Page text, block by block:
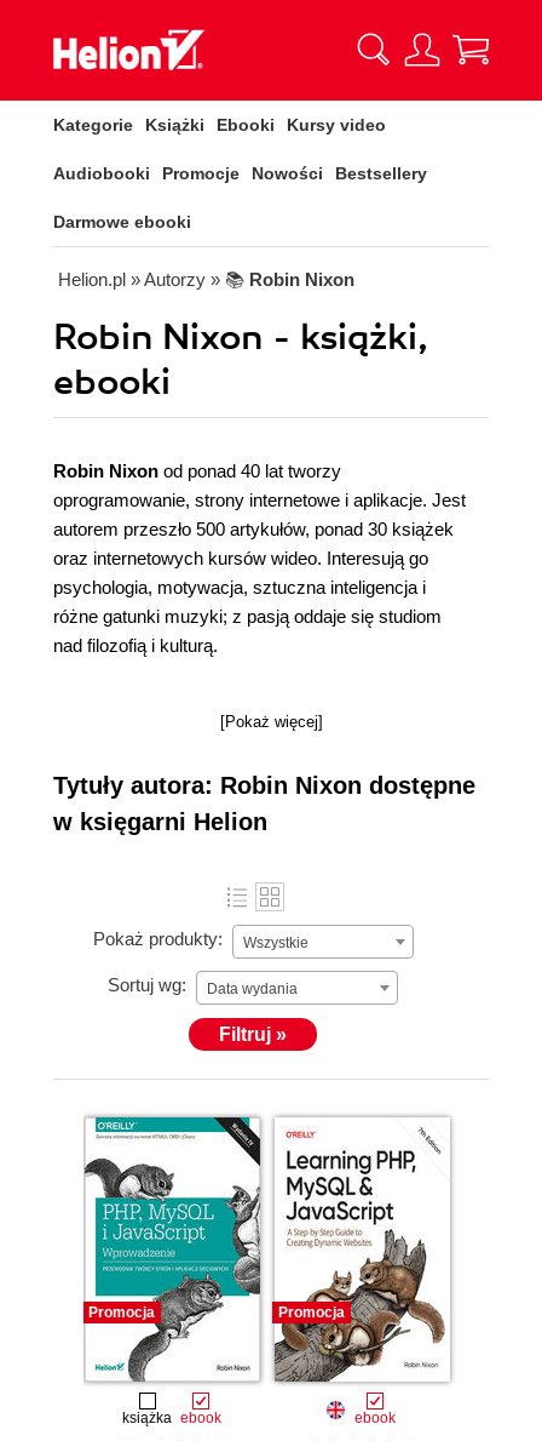
Kategorie Książki Ebooki Kursy video
Audiobooki Promocje Nowości Bestsellery
Darmowe ebooki
Helion.pl » Autorzy » 📚 Robin Nixon
Robin Nixon - książki,
ebooki
Robin Nixon od ponad 40 lat tworzy
oprogramowanie, strony internetowe i aplikacje. Jest
autorem przeszło 500 artykułów, ponad 30 książek
oraz internetowych kursów wideo. Interesują go
psychologia, motywacja, sztuczna inteligencja i
różne gatunki muzyki; z pasją oddaje się studiom
nad filozofią i kulturą.
[Pokaż więcej]
Tytuły autora: Robin Nixon dostępne
w księgarni Helion
Pokaż produkty: Wszystkie
Sortuj wg: Data wydania
Filtruj »
Promocja
książka ebook
Promocja
ebook